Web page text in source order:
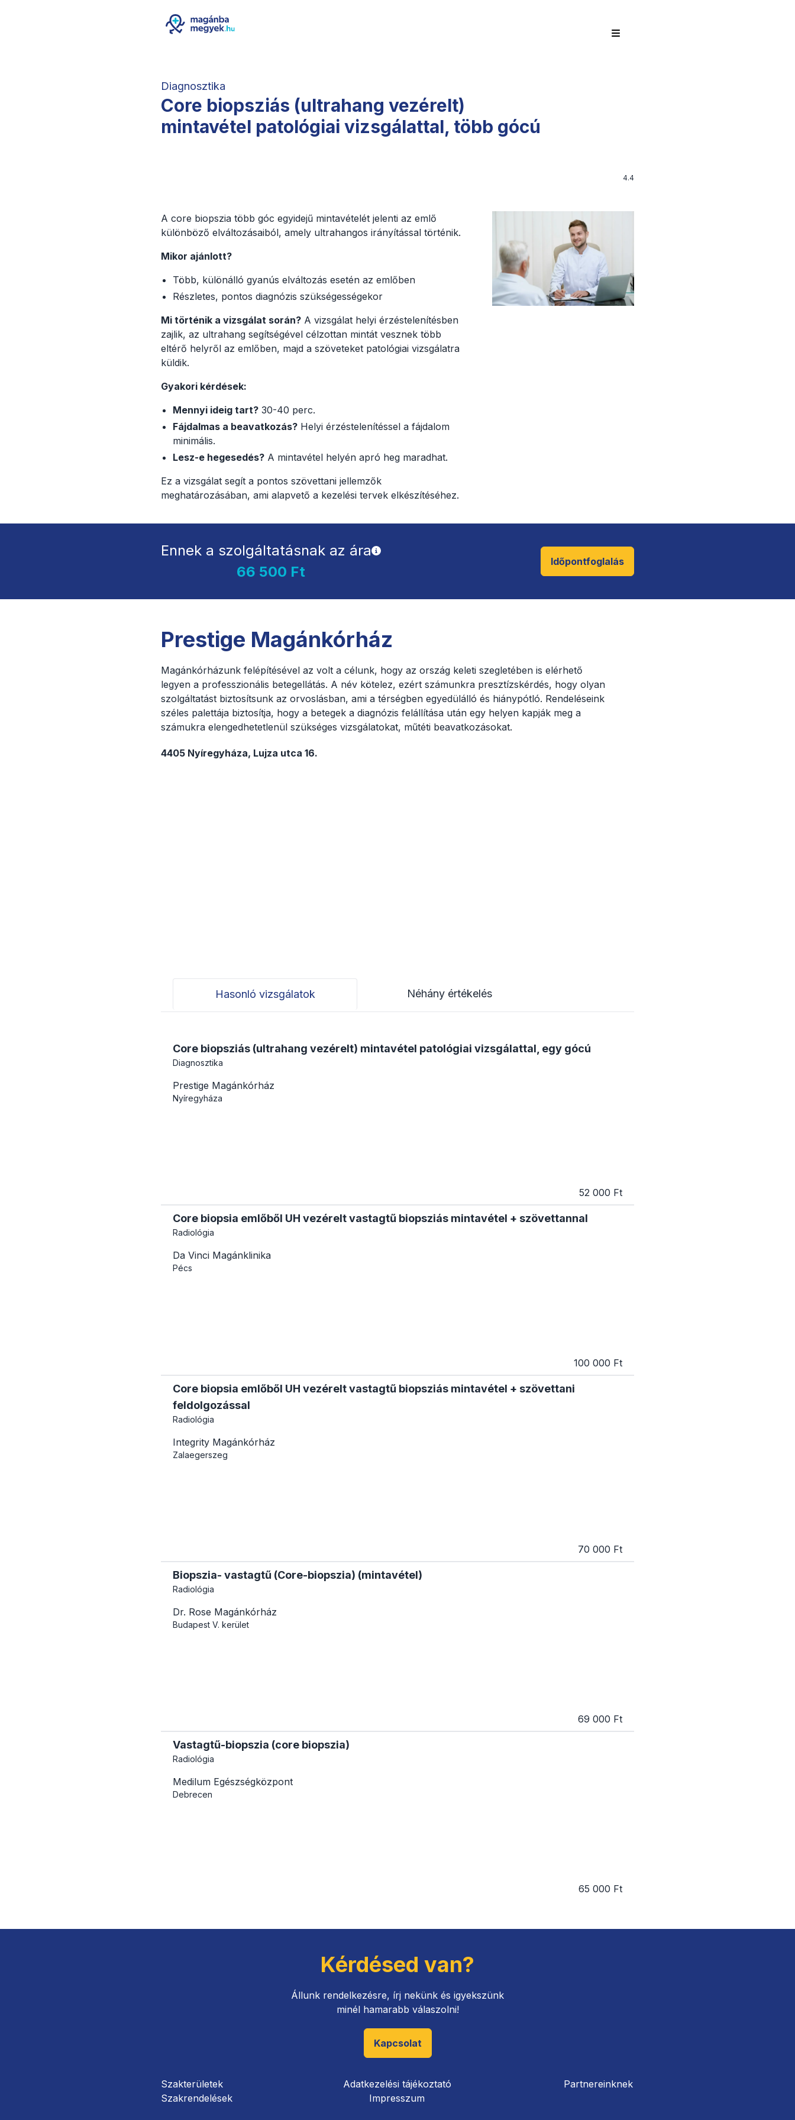
Diagnosztika
Core biopsziás (ultrahang vezérelt)
mintavétel patológiai vizsgálattal, több gócú
4.4
A core biopszia több góc egyidejű mintavételét jelenti az emlő
különböző elváltozásaiból, amely ultrahangos irányítással történik.
Mikor ajánlott?
Több, különálló gyanús elváltozás esetén az emlőben
Részletes, pontos diagnózis szükségességekor
Mi történik a vizsgálat során? A vizsgálat helyi érzéstelenítésben
zajlik, az ultrahang segítségével célzottan mintát vesznek több
eltérő helyről az emlőben, majd a szöveteket patológiai vizsgálatra
küldik.
Gyakori kérdések:
Mennyi ideig tart? 30-40 perc.
Fájdalmas a beavatkozás? Helyi érzéstelenítéssel a fájdalom
minimális.
Lesz-e hegesedés? A mintavétel helyén apró heg maradhat.
Ez a vizsgálat segít a pontos szövettani jellemzők
meghatározásában, ami alapvető a kezelési tervek elkészítéséhez.
Ennek a szolgáltatásnak az ára
66 500 Ft
Időpontfoglalás
Prestige Magánkórház
Magánkórházunk felépítésével az volt a célunk, hogy az ország keleti szegletében is elérhető
legyen a professzionális betegellátás. A név kötelez, ezért számunkra presztízskérdés, hogy olyan
szolgáltatást biztosítsunk az orvoslásban, ami a térségben egyedülálló és hiánypótló. Rendeléseink
széles palettája biztosítja, hogy a betegek a diagnózis felállítása után egy helyen kapják meg a
számukra elengedhetetlenül szükséges vizsgálatokat, műtéti beavatkozásokat.
4405 Nyíregyháza, Lujza utca 16.
Hasonló vizsgálatok Néhány értékelés
Core biopsziás (ultrahang vezérelt) mintavétel patológiai vizsgálattal, egy gócú
Diagnosztika
Prestige Magánkórház
Nyíregyháza
52 000 Ft
Core biopsia emlőből UH vezérelt vastagtű biopsziás mintavétel + szövettannal
Radiológia
Da Vinci Magánklinika
Pécs
100 000 Ft
Core biopsia emlőből UH vezérelt vastagtű biopsziás mintavétel + szövettani
feldolgozással
Radiológia
Integrity Magánkórház
Zalaegerszeg
70 000 Ft
Biopszia- vastagtű (Core-biopszia) (mintavétel)
Radiológia
Dr. Rose Magánkórház
Budapest V. kerület
69 000 Ft
Vastagtű-biopszia (core biopszia)
Radiológia
Medilum Egészségközpont
Debrecen
65 000 Ft
Kérdésed van?
Állunk rendelkezésre, írj nekünk és igyekszünk
minél hamarabb válaszolni!
Kapcsolat
Szakterületek
Szakrendelések
Adatkezelési tájékoztató
Impresszum
Partnereinknek